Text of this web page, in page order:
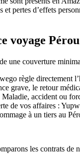
et pertes d’effets
voyage
une couverture
règle directement
grave, le retour
Maladie, accident ou
de vos affaires :
à un tiers au
les contrats de